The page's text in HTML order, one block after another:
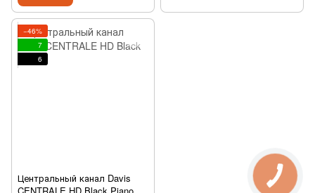
−46%
7
6
Центральный канал Davis